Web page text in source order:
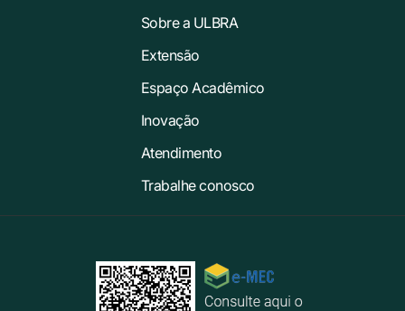
Sobre a ULBRA
Extensão
Espaço Acadêmico
Inovação
Atendimento
Trabalhe conosco